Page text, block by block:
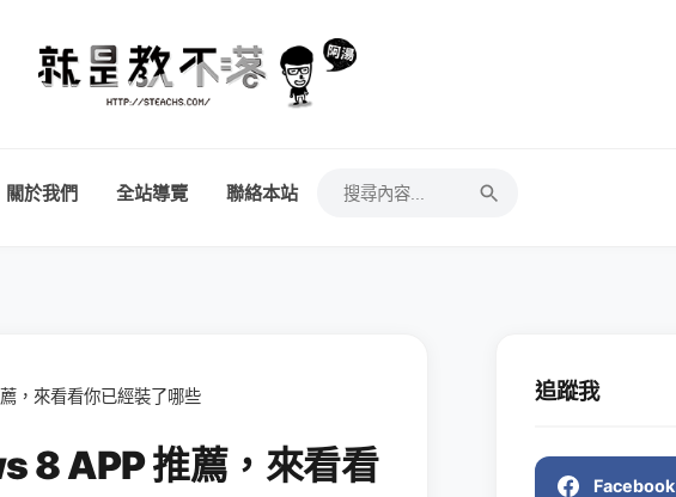
關於我們 全站導覽 聯絡本站
，來看看你已經裝了哪些
8 APP 推薦，來看看
追蹤我
Facebook